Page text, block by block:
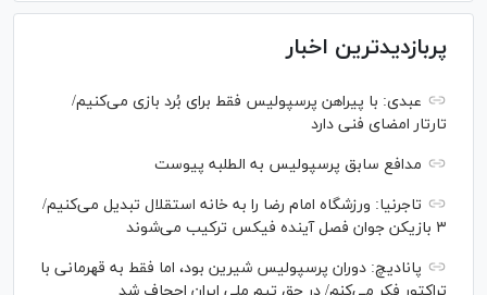
پربازدیدترین اخبار
عبدی: با پیراهن پرسپولیس فقط برای بُرد بازی می‌کنیم/
تارتار امضای فنی دارد
مدافع سابق پرسپولیس به الطلبه پیوست
تاجرنیا: ورزشگاه امام رضا را به خانه استقلال تبدیل می‌کنیم/
۳ بازیکن جوان فصل آینده فیکس ترکیب می‌شوند
پانادیچ: دوران پرسپولیس شیرین بود، اما فقط به قهرمانی با
تراکتور فکر می‌کنم/ در حق تیم ملی ایران اجحاف شد